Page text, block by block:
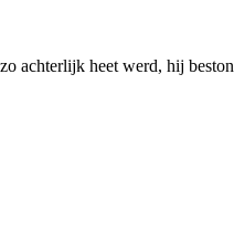
achterlijk heet werd, hij